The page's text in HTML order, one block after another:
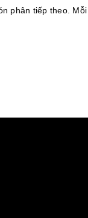
phân tiếp theo.